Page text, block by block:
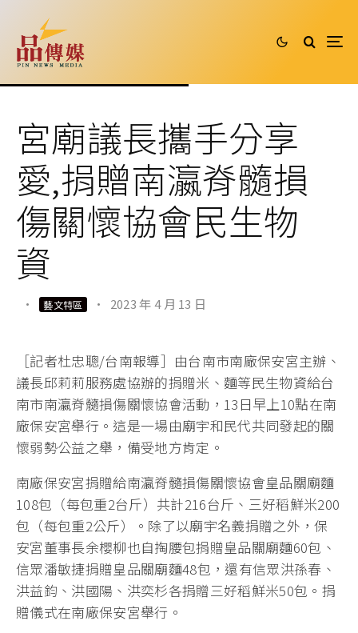
宮廟議長攜手分享
愛,捐贈南瀛脊髓損
傷關懷協會民生物
資
· 藝文特區 · 2023 年 4 月 13 日
［記者杜忠聰/台南報導］由台南市南廠保安宮主辦、
議長邱莉莉服務處協辦的捐贈米、麵等民生物資給台
南市南瀛脊髓損傷關懷協會活動，13日早上10點在南
廠保安宮舉行。這是一場由廟宇和民代共同發起的關
懷弱勢公益之舉，備受地方肯定。
南廠保安宮捐贈給南瀛脊髓損傷關懷協會皇品關廟麵
108包（每包重2台斤）共計216台斤、三好稻鮮米200
包（每包重2公斤）。除了以廟宇名義捐贈之外，保
安宮董事長余櫻柳也自掏腰包捐贈皇品關廟麵60包、
信眾潘敏捷捐贈皇品關廟麵48包，還有信眾洪孫春、
洪益鈞、洪國陽、洪奕杉各捐贈三好稻鮮米50包。捐
贈儀式在南廠保安宮舉行。